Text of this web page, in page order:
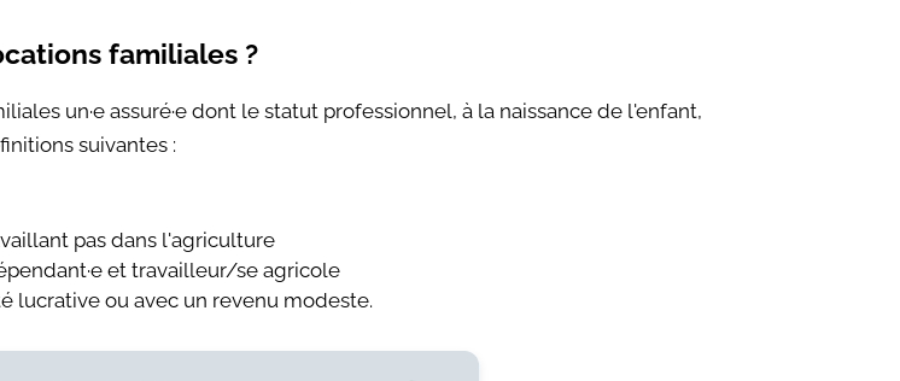
familiales ?
un·e assuré·e dont le statut professionnel, à la naissance de l'enfant,
suivantes :
pas dans l'agriculture
et travailleur/se agricole
lucrative ou avec un revenu modeste.